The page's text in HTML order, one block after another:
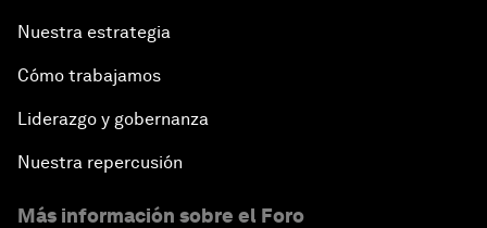
Nuestra estrategia
Cómo trabajamos
Liderazgo y gobernanza
Nuestra repercusión
Más información sobre el Foro